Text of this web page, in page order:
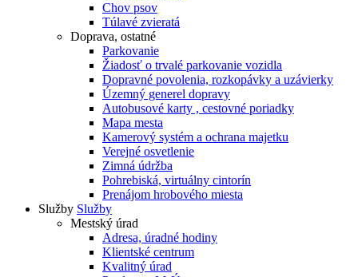
Chov psov
Túlavé zvieratá
Doprava, ostatné
Parkovanie
Žiadosť o trvalé parkovanie vozidla
Dopravné povolenia, rozkopávky a uzávierky
Územný generel dopravy
Autobusové karty , cestovné poriadky
Mapa mesta
Kamerový systém a ochrana majetku
Verejné osvetlenie
Zimná údržba
Pohrebiská, virtuálny cintorín
Prenájom hrobového miesta
Služby Služby
Mestský úrad
Adresa, úradné hodiny
Klientské centrum
Kvalitný úrad